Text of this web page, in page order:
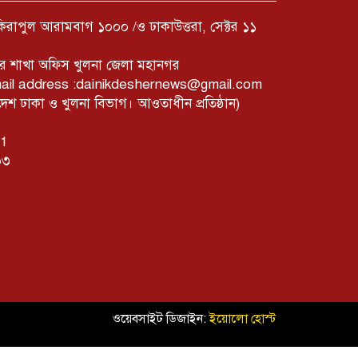
আরামবাগ ১০০০ /ও ঢাকাউত্তরা, সেক্টর ১১
শাখা অফিস খুলনা জেলা মহানগর
address :dainikdeshernews@gmail.com
ঢাকা ও খুলনা বিভাগ। আওতাধীন প্রতিষ্ঠান)
ওয়েবসাইট ডিজাইন:ইয়োলো হোস্ট